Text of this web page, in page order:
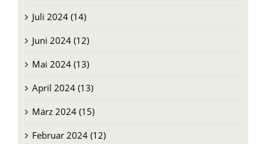
Juli 2024 (14)
Juni 2024 (12)
Mai 2024 (13)
April 2024 (13)
März 2024 (15)
Februar 2024 (12)